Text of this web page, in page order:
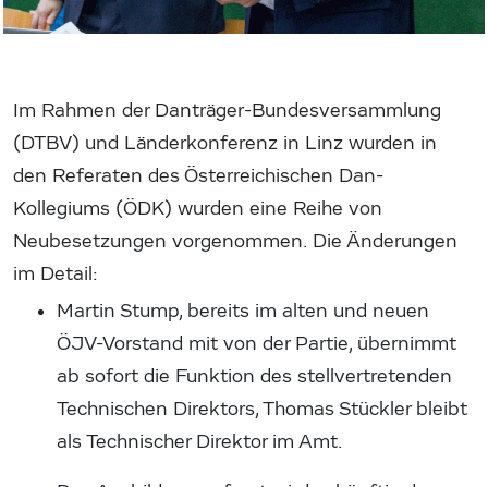
Im Rahmen der Danträger-Bundesversammlung
(DTBV) und Länderkonferenz in Linz wurden in
den Referaten des Österreichischen Dan-
Kollegiums (ÖDK) wurden eine Reihe von
Neubesetzungen vorgenommen. Die Änderungen
im Detail:
Martin Stump, bereits im alten und neuen
ÖJV-Vorstand mit von der Partie, übernimmt
ab sofort die Funktion des stellvertretenden
Technischen Direktors, Thomas Stückler bleibt
als Technischer Direktor im Amt.